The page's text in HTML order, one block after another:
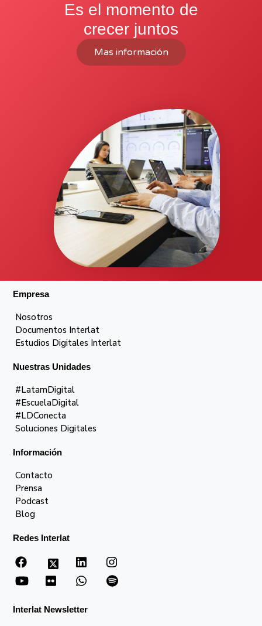
Es el momento de
crecer juntos
Mas información
Empresa
Nosotros
Documentos Interlat
Estudios Digitales Interlat
Nuestras Unidades
#LatamDigital
#EscuelaDigital
#LDConecta
Soluciones Digitales
Información
Contacto
Prensa
Podcast
Blog
Redes Interlat
Interlat Newsletter